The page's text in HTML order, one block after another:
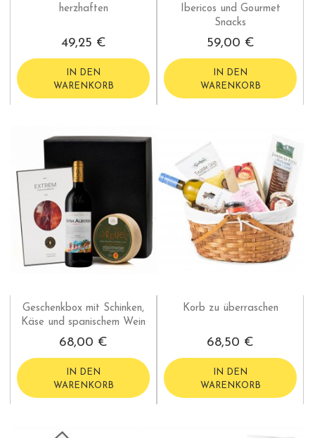
herzhaften
49,25 €
IN DEN
WARENKORB
Ibericos und Gourmet
Snacks
59,00 €
IN DEN
WARENKORB
Geschenkbox mit Schinken,
Käse und spanischem Wein
68,00 €
IN DEN
WARENKORB
Korb zu überraschen
68,50 €
IN DEN
WARENKORB